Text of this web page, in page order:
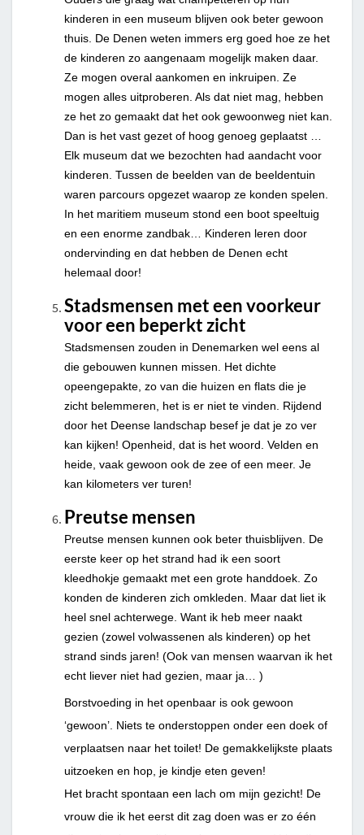
kinderen in een museum blijven ook beter gewoon
thuis. De Denen weten immers erg goed hoe ze het
de kinderen zo aangenaam mogelijk maken daar.
Ze mogen overal aankomen en inkruipen. Ze
mogen alles uitproberen. Als dat niet mag, hebben
ze het zo gemaakt dat het ook gewoonweg niet kan.
Dan is het vast gezet of hoog genoeg geplaatst …
Elk museum dat we bezochten had aandacht voor
kinderen. Tussen de beelden van de beeldentuin
waren parcours opgezet waarop ze konden spelen.
In het maritiem museum stond een boot speeltuig
en een enorme zandbak… Kinderen leren door
ondervinding en dat hebben de Denen echt
helemaal door!
Stadsmensen met een voorkeur
voor een beperkt zicht
Stadsmensen zouden in Denemarken wel eens al
die gebouwen kunnen missen. Het dichte
opeengepakte, zo van die huizen en flats die je
zicht belemmeren, het is er niet te vinden. Rijdend
door het Deense landschap besef je dat je zo ver
kan kijken! Openheid, dat is het woord. Velden en
heide, vaak gewoon ook de zee of een meer. Je
kan kilometers ver turen!
Preutse mensen
Preutse mensen kunnen ook beter thuisblijven. De
eerste keer op het strand had ik een soort
kleedhokje gemaakt met een grote handdoek. Zo
konden de kinderen zich omkleden. Maar dat liet ik
heel snel achterwege. Want ik heb meer naakt
gezien (zowel volwassenen als kinderen) op het
strand sinds jaren! (Ook van mensen waarvan ik het
echt liever niet had gezien, maar ja… )
Borstvoeding in het openbaar is ook gewoon
‘gewoon’. Niets te onderstoppen onder een doek of
verplaatsen naar het toilet! De gemakkelijkste plaats
uitzoeken en hop, je kindje eten geven!
Het bracht spontaan een lach om mijn gezicht! De
vrouw die ik het eerst dit zag doen was er zo één